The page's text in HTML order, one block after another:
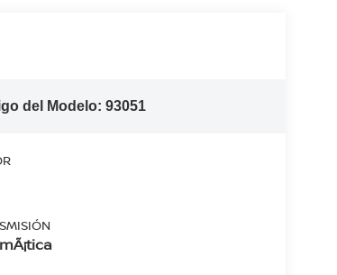
del Modelo:93051